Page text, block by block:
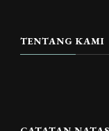
TENTANG KAMI